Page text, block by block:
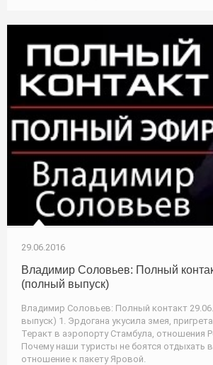
29.06.2016
Владимир Соловьев: Полный
(полный выпуск)
Владимир Соловьев: Полный контакт
выпуск) 1. Эрдогана укусила змея,
Теракт в аэропорту Стамбула, отношения
Почему наши туристы не боятся отдыхать
отношение к пакету Яровой.